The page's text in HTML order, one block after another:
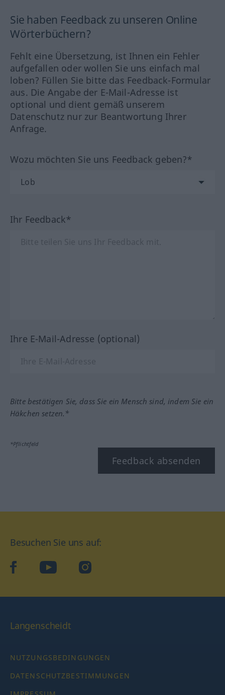
Sie haben Feedback zu unseren Online
Wörterbüchern?
Fehlt eine Übersetzung, ist Ihnen ein Fehler
aufgefallen oder wollen Sie uns einfach mal
loben? Füllen Sie bitte das Feedback-Formular
aus. Die Angabe der E-Mail-Adresse ist
optional und dient gemäß unserem
Datenschutz nur zur Beantwortung Ihrer
Anfrage.
Wozu möchten Sie uns Feedback geben?*
Ihr Feedback*
Ihre E-Mail-Adresse (optional)
Bitte bestätigen Sie, dass Sie ein Mensch sind, indem Sie ein
Häkchen setzen.*
*Pflichtfeld
Feedback absenden
Besuchen Sie uns auf:
facebookYouTube Instagram
Langenscheidt
NUTZUNGSBEDINGUNGEN
DATENSCHUTZBESTIMMUNGEN